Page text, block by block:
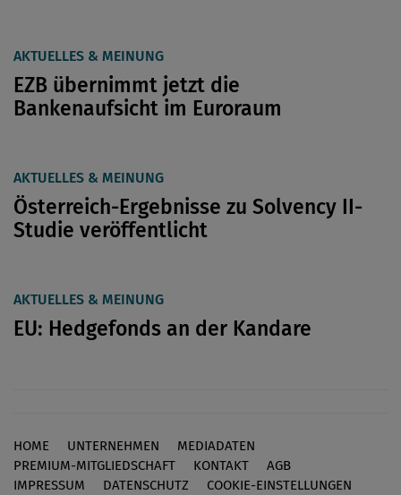
AKTUELLES & MEINUNG
EZB übernimmt jetzt die
Bankenaufsicht im Euroraum
AKTUELLES & MEINUNG
Österreich-Ergebnisse zu Solvency II-
Studie veröffentlicht
AKTUELLES & MEINUNG
EU: Hedgefonds an der Kandare
Footer
HOME UNTERNEHMEN
MEDIADATEN
PREMIUM-MITGLIEDSCHAFT
KONTAKT
AGB
IMPRESSUM
DATENSCHUTZ COOKIE-EINSTELLUNGEN